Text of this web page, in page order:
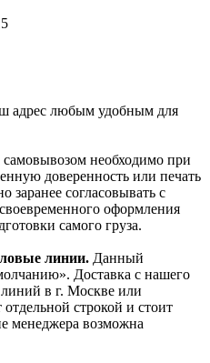
адрес любым удобным для
самовывозом необходимо при
доверенность или печать
заранее согласовывать с
оформления
самого груза.
линии. Данный
Доставка с нашего
в г. Москве или
строкой и стоит
менеджера возможна